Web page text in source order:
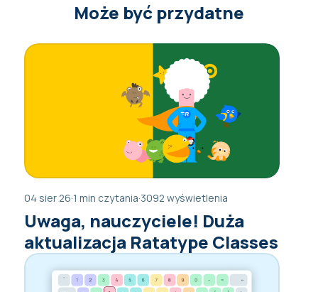
Może być przydatne
04 sier 26·1 min czytania·3092 wyświetlenia
Uwaga, nauczyciele! Duża
aktualizacja Ratatype Classes